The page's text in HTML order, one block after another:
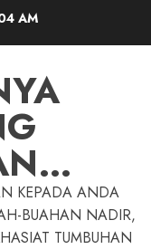
AM
KEPADA ANDA
BUAHAN NADIR,
TUMBUHAN